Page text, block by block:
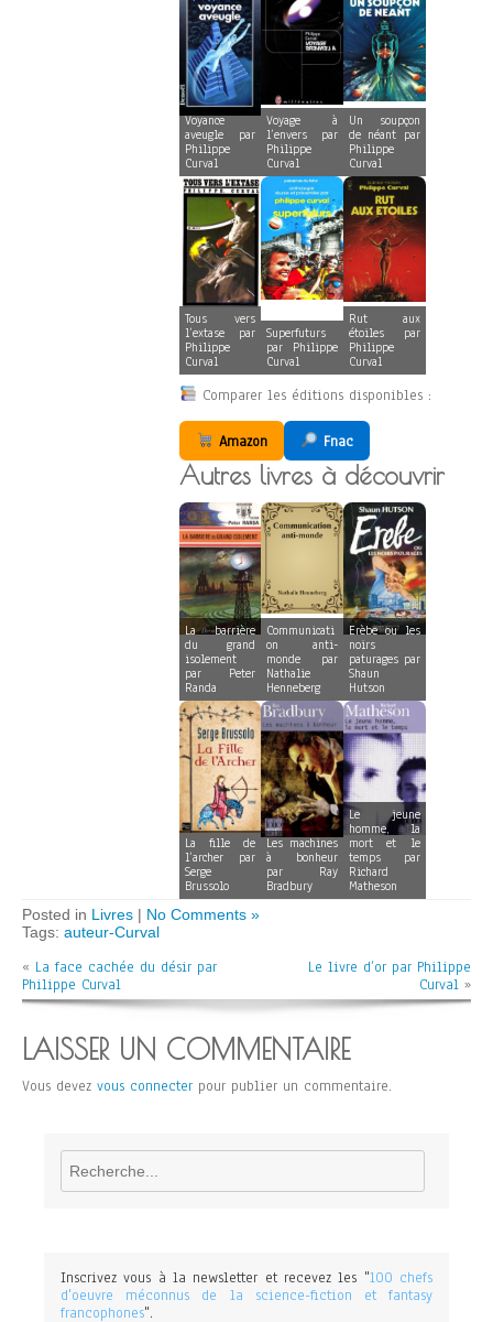
Voyance
aveugle par
Philippe
Curval
Voyage à
l’envers par
Philippe
Curval
Un soupçon
de néant par
Philippe
Curval
Tous vers
l’extase par
Philippe
Curval
Superfuturs
par Philippe
Curval
Rut aux
étoiles par
Philippe
Curval
Comparer les éditions disponibles :
Amazon Fnac
Autres livres à découvrir
La barrière
du grand
isolement
par Peter
Randa
Communicati
on anti-
monde par
Nathalie
Henneberg
Erèbe ou les
noirs
paturages par
Shaun
Hutson
La fille de
l’archer par
Serge
Brussolo
Les machines
à bonheur
par Ray
Bradbury
Le jeune
homme, la
mort et le
temps par
Richard
Matheson
Posted in Livres | No Comments »
Tags: auteur-Curval
« La face cachée du désir par
Philippe Curval
Le livre d’or par Philippe
Curval »
LAISSER UN COMMENTAIRE
Vous devez vous connecter pour publier un commentaire.
Rechercher
Inscrivez vous à la newsletter et recevez les "100 chefs
d'oeuvre méconnus de la science-fiction et fantasy
francophones".